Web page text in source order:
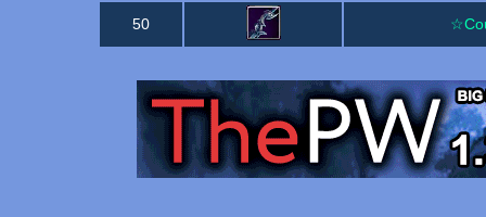
50